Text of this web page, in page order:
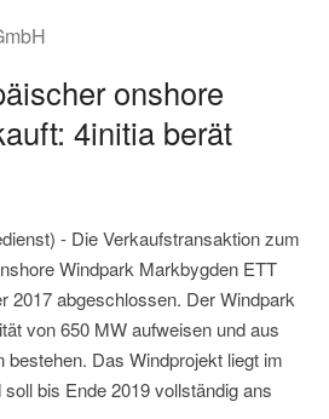
onshore
4initia berät
- Die Verkaufstransaktion zum
Windpark Markbygden ETT
2017 abgeschlossen. Der Windpark
von 650 MW aufweisen und aus
bestehen. Das Windprojekt liegt im
bis Ende 2019 vollständig ans